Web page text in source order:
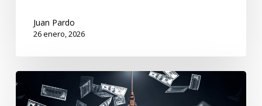
Juan Pardo
26 enero, 2026
Informe
Trimestral
de